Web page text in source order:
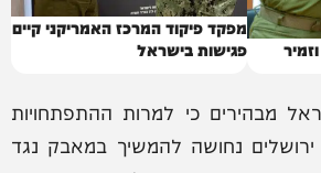
מפקד פיקוד המרכז האמריקני קיים
פגישות בישראל
מבהירים כי למרות ההתפתחויות
ירושלים נחושה להמשיך במאבק נגד